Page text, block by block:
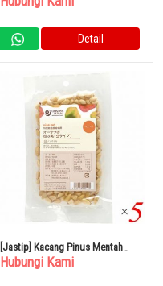
Detail
[Jastip] Kacang Pinus Mentah
Kacang Osawa 30g Set isi 5
Hubungi Kami